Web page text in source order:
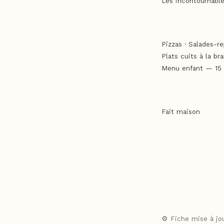
Pizzas · Salades-
Plats cuits à la
Menu enfant — 15
Fait maison
Les restaurants
consommation du
⚙️ Fiche mise à